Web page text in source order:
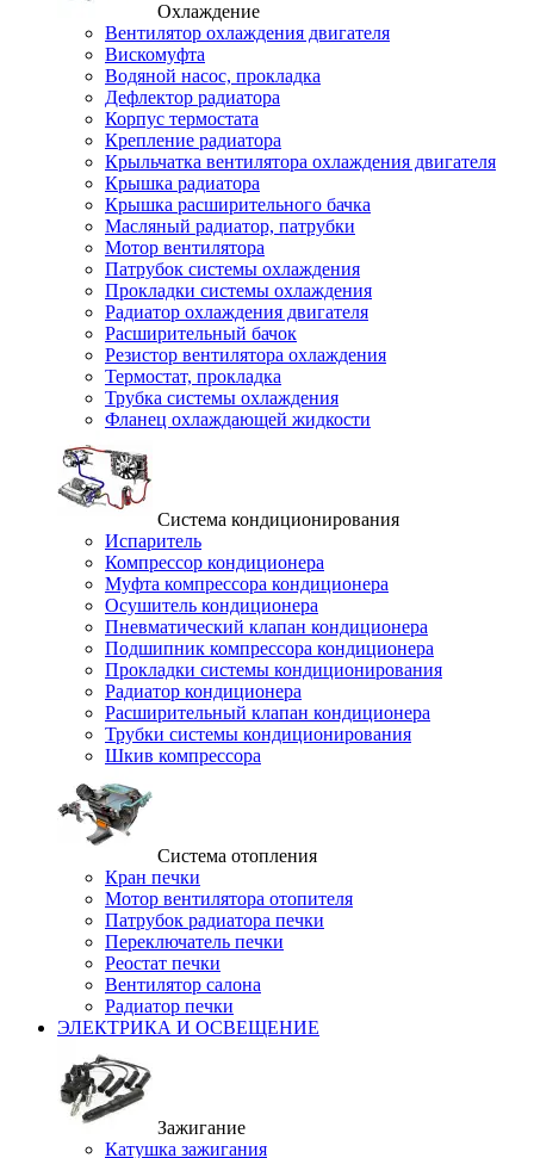
Охлаждение
Вентилятор охлаждения двигателя
Вискомуфта
Водяной насос, прокладка
Дефлектор радиатора
Корпус термостата
Крепление радиатора
Крыльчатка вентилятора охлаждения двигателя
Крышка радиатора
Крышка расширительного бачка
Масляный радиатор, патрубки
Мотор вентилятора
Патрубок системы охлаждения
Прокладки системы охлаждения
Радиатор охлаждения двигателя
Расширительный бачок
Резистор вентилятора охлаждения
Термостат, прокладка
Трубка системы охлаждения
Фланец охлаждающей жидкости
Система кондиционирования
Испаритель
Компрессор кондиционера
Муфта компрессора кондиционера
Осушитель кондиционера
Пневматический клапан кондиционера
Подшипник компрессора кондиционера
Прокладки системы кондиционирования
Радиатор кондиционера
Расширительный клапан кондиционера
Трубки системы кондиционирования
Шкив компрессора
Система отопления
Кран печки
Мотор вентилятора отопителя
Патрубок радиатора печки
Переключатель печки
Реостат печки
Вентилятор салона
Радиатор печки
ЭЛЕКТРИКА И ОСВЕЩЕНИЕ
Зажигание
Катушка зажигания